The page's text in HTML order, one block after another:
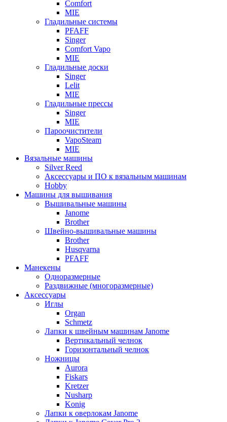
Comfort
MIE
Гладильные системы
PFAFF
Singer
Comfort Vapo
MIE
Гладильные доски
Singer
Lelit
MIE
Гладильные прессы
Singer
MIE
Пароочистители
VapoSteam
MIE
Вязальные машины
Silver Reed
Аксессуары и ПО к вязальным машинам
Hobby
Машины для вышивания
Вышивальные машины
Janome
Brother
Швейно-вышивальные машины
Brother
Husqvarna
PFAFF
Манекены
Одноразмерные
Раздвижные (многоразмерные)
Аксессуары
Иглы
Organ
Schmetz
Лапки к швейным машинам Janome
Вертикальный челнок
Горизонтальный челнок
Ножницы
Aurora
Fiskars
Kretzer
Nusharp
Konig
Лапки к оверлокам Janome